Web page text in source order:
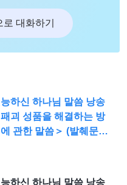
대화하기
하신 하나님 말씀 낭송
패괴 성품을 해결하는 방
관한 말씀＞ (발췌문
하신 하나님 말씀 낭송